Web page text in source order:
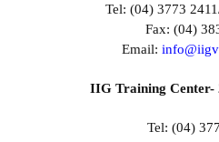
Tel: (04) 3773
Fax: (04)
Email:
IIG Training Center-
Tel: (04)